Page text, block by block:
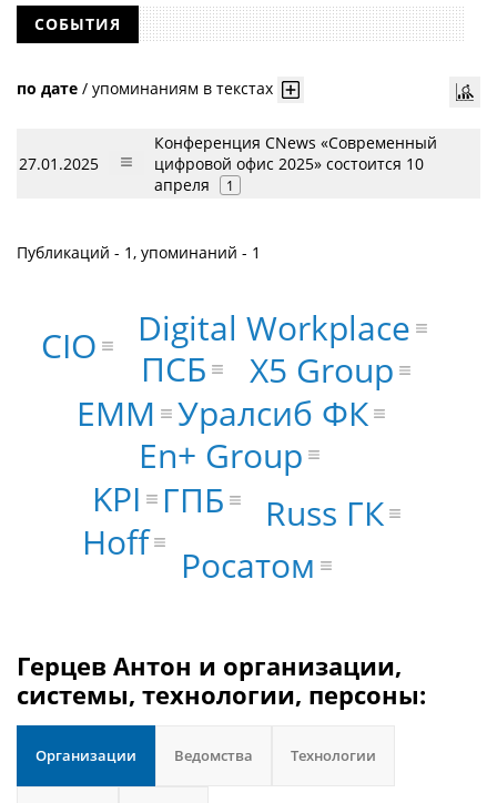
СОБЫТИЯ
по дате / упоминаниям в текстах
27.01.2025
Конференция CNews «Современный
цифровой офис 2025» состоится 10
апреля
1
Публикаций - 1, упоминаний - 1
En+ Group
Уралсиб ФК
ГПБ
Russ ГК
X5 Group
ПСБ
Hoff
Росатом
Digital Workplace
EMM
KPI
CIO
Герцев Антон и организации,
системы, технологии, персоны:
Организации Ведомства Технологии